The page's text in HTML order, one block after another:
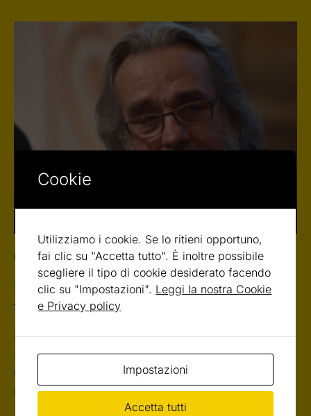
NEWS
La ricerca italiana ridà la vita al “bambino
farfalla”
Nature pubblica lo studio coordinato dal Prof.
Michele De Luca che ha messo a punto la terapia
genica a base di cellule staminali che ha
permesso di salvare la vita di un bimbo affetto da
Epidermolisi Bollosa.
Cookie
Utilizziamo i cookie. Se lo ritieni opportuno,
fai clic su "Accetta tutto". È inoltre possibile
scegliere il tipo di cookie desiderato facendo
clic su "Impostazioni". Leggi la nostra Cookie
e Privacy policy
Impostazioni
Accetta tutti